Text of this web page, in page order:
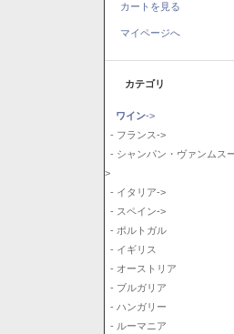
カートを見る
マイページへ
カテゴリ
ワイン->
- フランス->
- シャンパン・ヴァンムス
>
- イタリア->
- スペイン->
- ポルトガル
- イギリス
- オーストリア
- ブルガリア
- ハンガリー
- ルーマニア